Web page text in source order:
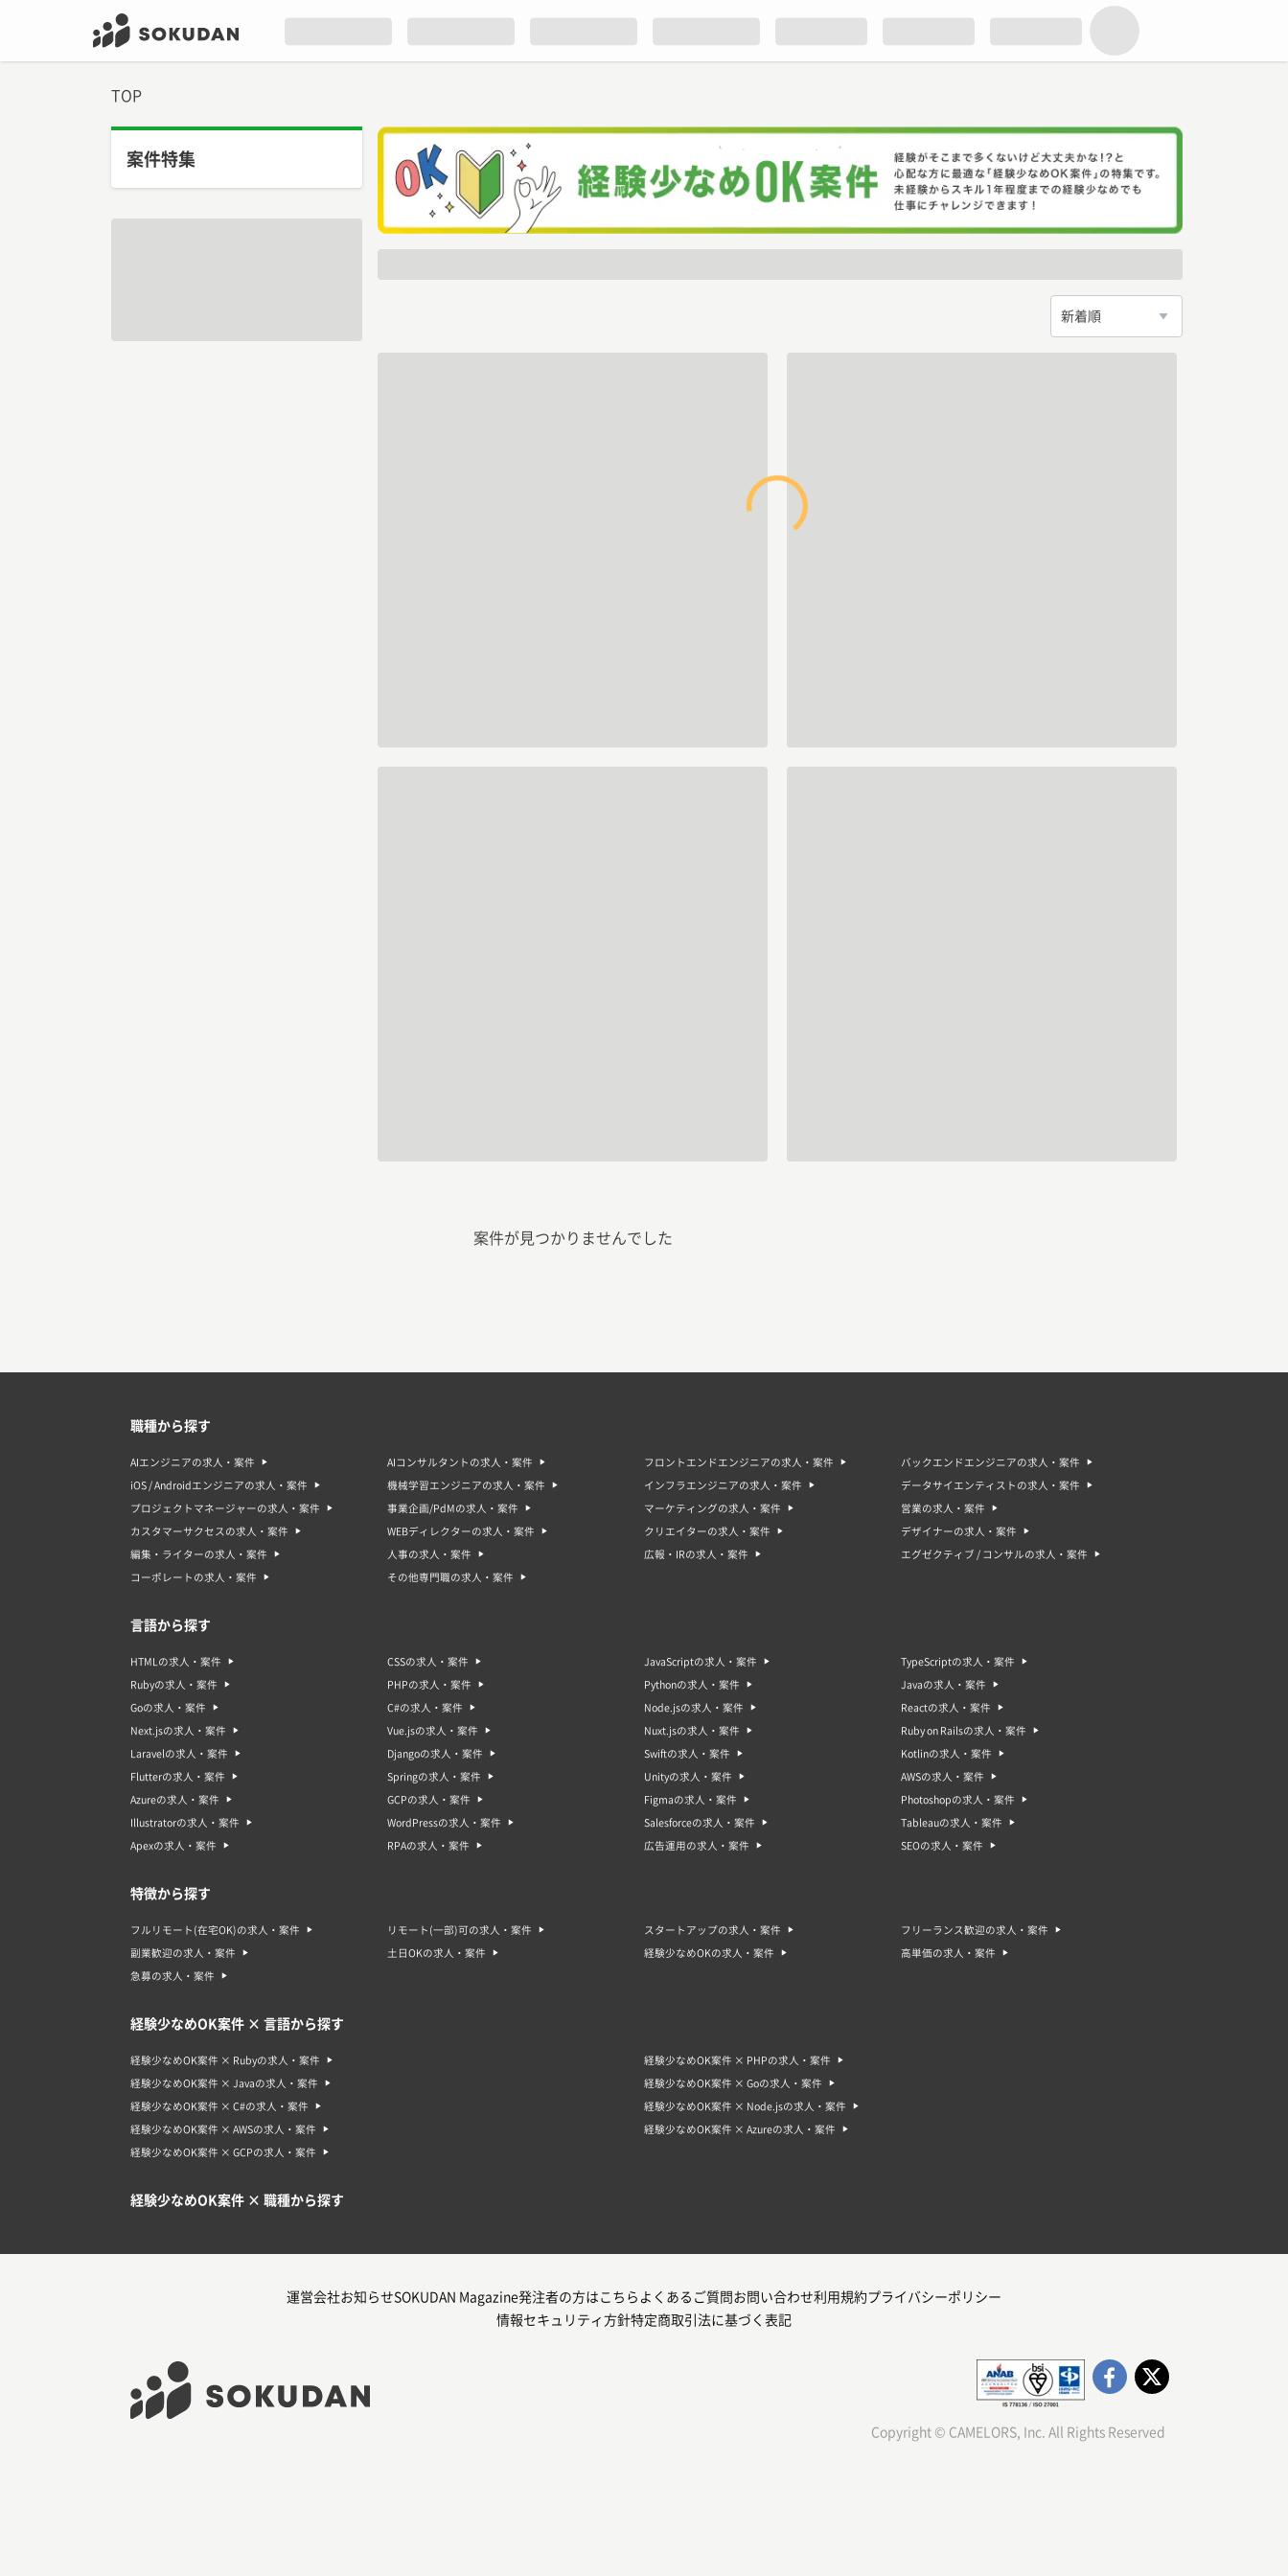
TOP
案件が見つかりませんでした
案件特集
職種から探す
AIエンジニアの求人・案件 AIコンサルタントの求人・案件 フロントエンドエンジニアの求人・案件 バックエンドエンジニアの求人・案件
iOS / Androidエンジニアの求人・案件 機械学習エンジニアの求人・案件 インフラエンジニアの求人・案件 データサイエンティストの求人・案件
プロジェクトマネージャーの求人・案件 事業企画/PdMの求人・案件 マーケティングの求人・案件 営業の求人・案件
カスタマーサクセスの求人・案件 WEBディレクターの求人・案件 クリエイターの求人・案件 デザイナーの求人・案件
編集・ライターの求人・案件 人事の求人・案件 広報・IRの求人・案件 エグゼクティブ / コンサルの求人・案件
コーポレートの求人・案件 その他専門職の求人・案件
言語から探す
HTMLの求人・案件 CSSの求人・案件 JavaScriptの求人・案件 TypeScriptの求人・案件
Rubyの求人・案件 PHPの求人・案件 Pythonの求人・案件 Javaの求人・案件
Goの求人・案件 C#の求人・案件 Node.jsの求人・案件 Reactの求人・案件
Next.jsの求人・案件 Vue.jsの求人・案件 Nuxt.jsの求人・案件 Ruby on Railsの求人・案件
Laravelの求人・案件 Djangoの求人・案件 Swiftの求人・案件 Kotlinの求人・案件
Flutterの求人・案件 Springの求人・案件 Unityの求人・案件 AWSの求人・案件
Azureの求人・案件 GCPの求人・案件 Figmaの求人・案件 Photoshopの求人・案件
Illustratorの求人・案件 WordPressの求人・案件 Salesforceの求人・案件 Tableauの求人・案件
Apexの求人・案件 RPAの求人・案件 広告運用の求人・案件 SEOの求人・案件
特徴から探す
フルリモート(在宅OK)の求人・案件 リモート(一部)可の求人・案件 スタートアップの求人・案件 フリーランス歓迎の求人・案件
副業歓迎の求人・案件 土日OKの求人・案件 経験少なめOKの求人・案件 高単価の求人・案件
急募の求人・案件
経験少なめOK案件 × 言語から探す
経験少なめOK案件 × Rubyの求人・案件 経験少なめOK案件 × PHPの求人・案件
経験少なめOK案件 × Javaの求人・案件 経験少なめOK案件 × Goの求人・案件
経験少なめOK案件 × C#の求人・案件 経験少なめOK案件 × Node.jsの求人・案件
経験少なめOK案件 × AWSの求人・案件 経験少なめOK案件 × Azureの求人・案件
経験少なめOK案件 × GCPの求人・案件
経験少なめOK案件 × 職種から探す
運営会社お知らせSOKUDAN Magazine発注者の方はこちら よくあるご質問 お問い合わせ利用規約 プライバシーポリシー
情報セキュリティ方針特定商取引法に基づく表記
Copyright © CAMELORS, Inc. All Rights Reserved